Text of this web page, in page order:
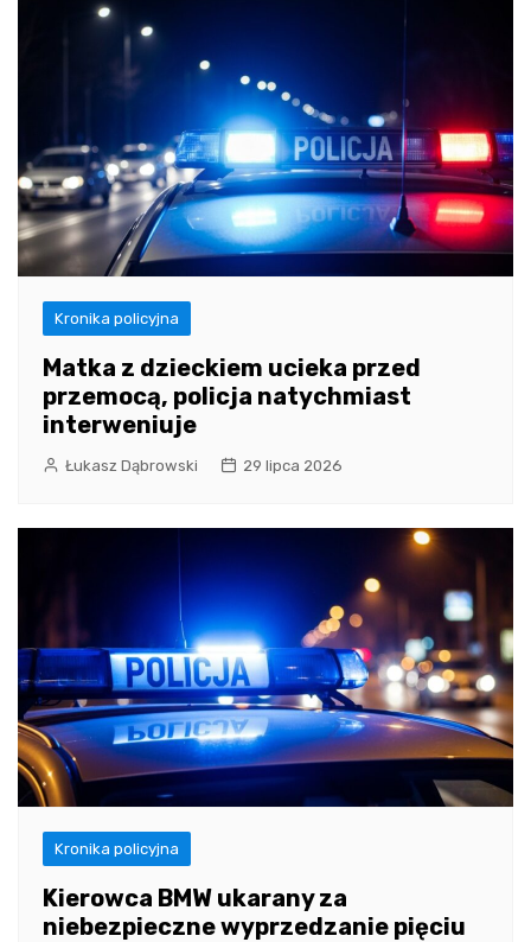
Kronika policyjna
Matka z dzieckiem ucieka przed
przemocą, policja natychmiast
interweniuje
Łukasz Dąbrowski 29 lipca 2026
Kronika policyjna
Kierowca BMW ukarany za
niebezpieczne wyprzedzanie pięciu